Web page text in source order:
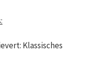
Klassisches